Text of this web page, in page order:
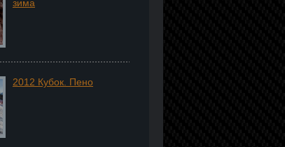
зима
2012 Кубок. Пено